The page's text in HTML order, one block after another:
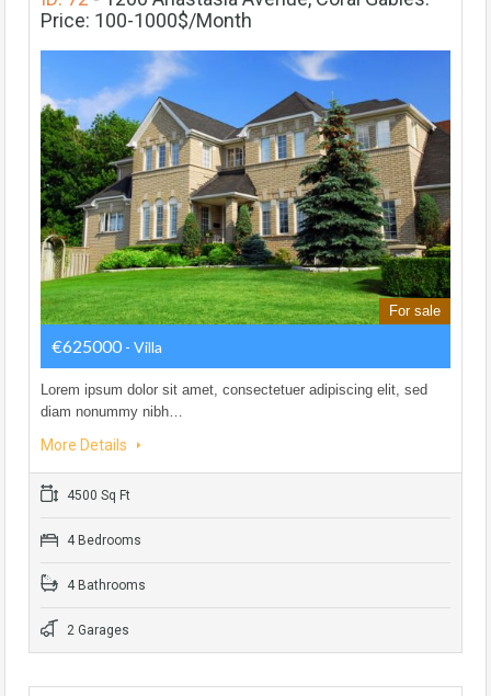
Price: 100-1000$/month
For sale
€625000 - Villa
Lorem ipsum dolor sit amet, consectetuer adipiscing elit, sed
diam nonummy nibh…
More Details
4500 Sq Ft
4 Bedrooms
4 Bathrooms
2 Garages